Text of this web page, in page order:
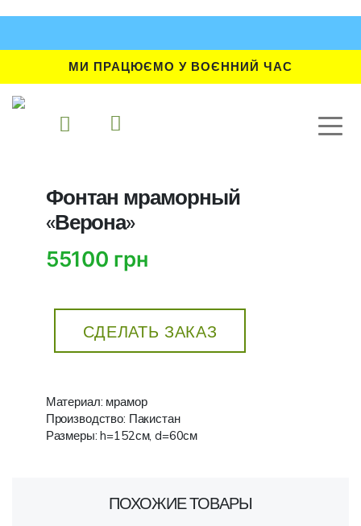
МИ ПРАЦЮЄМО У ВОЄННИЙ ЧАС
Фонтан мраморный
«Верона»
55100 грн
СДЕЛАТЬ ЗАКАЗ
Материал: мрамор
Производство: Пакистан
Размеры: h=152см, d=60см
ПОХОЖИЕ ТОВАРЫ